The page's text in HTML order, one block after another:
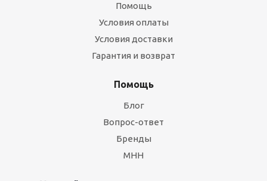
Помощь
Условия оплаты
Условия доставки
Гарантия и возврат
Помощь
Блог
Вопрос-ответ
Бренды
МНН